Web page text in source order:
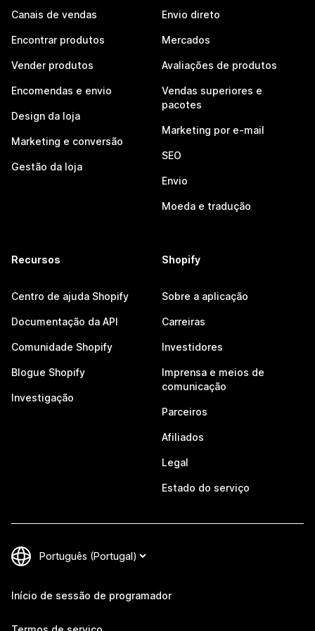
Canais de vendas
Encontrar produtos
Vender produtos
Encomendas e envio
Design da loja
Marketing e conversão
Gestão da loja
Envio direto
Mercados
Avaliações de produtos
Vendas superiores e
pacotes
Marketing por e-mail
SEO
Envio
Moeda e tradução
Recursos
Centro de ajuda Shopify
Documentação da API
Comunidade Shopify
Blogue Shopify
Investigação
Shopify
Sobre a aplicação
Carreiras
Investidores
Imprensa e meios de
comunicação
Parceiros
Afiliados
Legal
Estado do serviço
Início de sessão de programador